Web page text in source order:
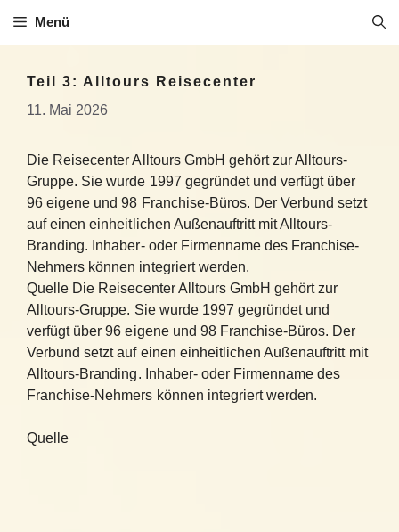
Inhalt
Menü
Teil 3: Alltours Reisecenter
11. Mai 2026
Die Reisecenter Alltours GmbH gehört zur Alltours-
Gruppe. Sie wurde 1997 gegründet und verfügt über
96 eigene und 98 Franchise-Büros. Der Verbund setzt
auf einen einheitlichen Außenauftritt mit Alltours-
Branding. Inhaber- oder Firmenname des Franchise-
Nehmers können integriert werden.
Quelle Die Reisecenter Alltours GmbH gehört zur
Alltours-Gruppe. Sie wurde 1997 gegründet und
verfügt über 96 eigene und 98 Franchise-Büros. Der
Verbund setzt auf einen einheitlichen Außenauftritt mit
Alltours-Branding. Inhaber- oder Firmenname des
Franchise-Nehmers können integriert werden.
Quelle